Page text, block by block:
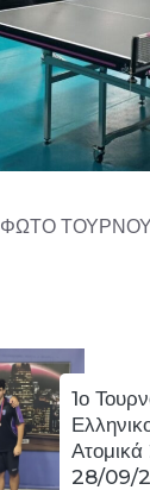
ΦΩΤΟ
1ο
28/09/